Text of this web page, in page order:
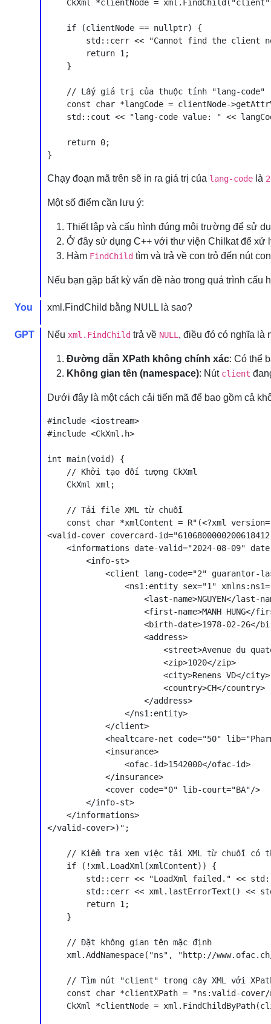
CkXml *clientNode =
    if (clientNode == nullptr) {
std::cerr << "Cannot find the client
        return 1;
    }
    // Lấy giá trị của thuộc tính "lang-code"
const char *langCode = clientNode-
std::cout << "lang-code value: " <<
    return 0;
Chạy đoạn mã trên sẽ in ra giá trị của lang-code là 2
Một số điểm cần lưu ý:
Thiết lập và cấu hình đúng môi trường để sử
Ở đây sử dụng C++ với thư viện Chilkat để xử
Hàm FindChild tìm và trả về con trỏ đến nút
Nếu bạn gặp bất kỳ vấn đề nào trong quá trình
You xml.FindChild bằng NULL là sao?
GPT Nếu xml.FindChild trả về NULL , điều đó có nghĩa là
Đường dẫn XPath không chính xác: Có thể
Không gian tên (namespace): Nút client
Dưới đây là một cách cải tiến mã để bao gồm cả
#include <iostream>
#include <CkXml.h>
int main(void) {
    // Khởi tạo đối tượng CkXml
    CkXml xml;
    // Tải file XML từ chuỗi
const char *xmlContent = R"(<?xml
<valid-cover covercard-
<informations date-valid="2024-08-09"
        <info-st>
<client lang-code="2" guarantor-
<ns1:entity sex="1"
<last-name>NGUYEN</last-
<first-name>MANH HUNG</
<birth-date>1978-02-26</
                    <address>
<street>Avenue du
                        <zip>1020</zip>
                        <city>Renens VD</city>
                        <country>CH</country>
                    </address>
                </ns1:entity>
            </client>
<healtcare-net code="50"
            <insurance>
                <ofac-id>1542000</ofac-id>
            </insurance>
            <cover code="0" lib-court="BA"/>
        </info-st>
    </informations>
</valid-cover>)";
// Kiểm tra xem việc tải XML từ chuỗi có
    if (!xml.LoadXml(xmlContent)) {
std::cerr << "LoadXml failed." <<
std::cerr << xml.lastErrorText() <<
        return 1;
    }
    // Đặt không gian tên mặc định
xml.AddNamespace("ns", "http://
// Tìm nút "client" trong cây XML với
const char *clientXPath = "ns:valid-
CkXml *clientNode =